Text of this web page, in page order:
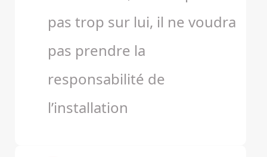
pas trop sur lui, il ne voudra
pas prendre la
responsabilité de
l’installation